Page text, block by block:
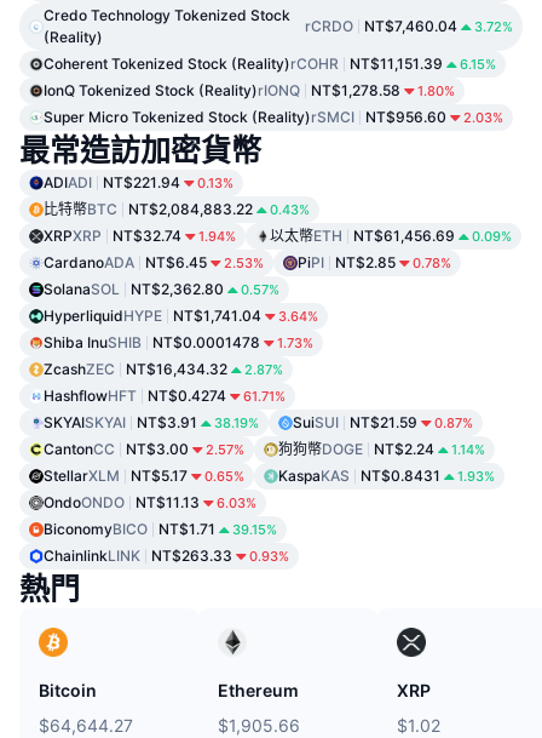
Credo Technology Tokenized Stock
(Reality)
rCRDO NT$7,460.04 3.72%
Coherent Tokenized Stock (Reality)rCOHR NT$11,151.39 6.15%
IonQ Tokenized Stock (Reality)rIONQ NT$1,278.58 1.80%
Super Micro Tokenized Stock (Reality)rSMCI NT$956.60 2.03%
最常造訪加密貨幣
ADIADI NT$221.94 0.13%
比特幣BTC NT$2,084,883.22 0.43%
XRPXRP NT$32.74 1.94% 以太幣ETH NT$61,456.69 0.09%
CardanoADA NT$6.45 2.53% PiPI NT$2.85 0.78%
SolanaSOL NT$2,362.80 0.57%
HyperliquidHYPE NT$1,741.04 3.64%
Shiba InuSHIB NT$0.0001478 1.73%
ZcashZEC NT$16,434.32 2.87%
HashflowHFT NT$0.4274 61.71%
SKYAISKYAI NT$3.91 38.19% SuiSUI NT$21.59 0.87%
CantonCC NT$3.00 2.57% 狗狗幣DOGE NT$2.24 1.14%
StellarXLM NT$5.17 0.65% KaspaKAS NT$0.8431 1.93%
OndoONDO NT$11.13 6.03%
BiconomyBICO NT$1.71 39.15%
ChainlinkLINK NT$263.33 0.93%
熱門
Bitcoin
$64,644.27
Ethereum
$1,905.66
XRP
$1.02